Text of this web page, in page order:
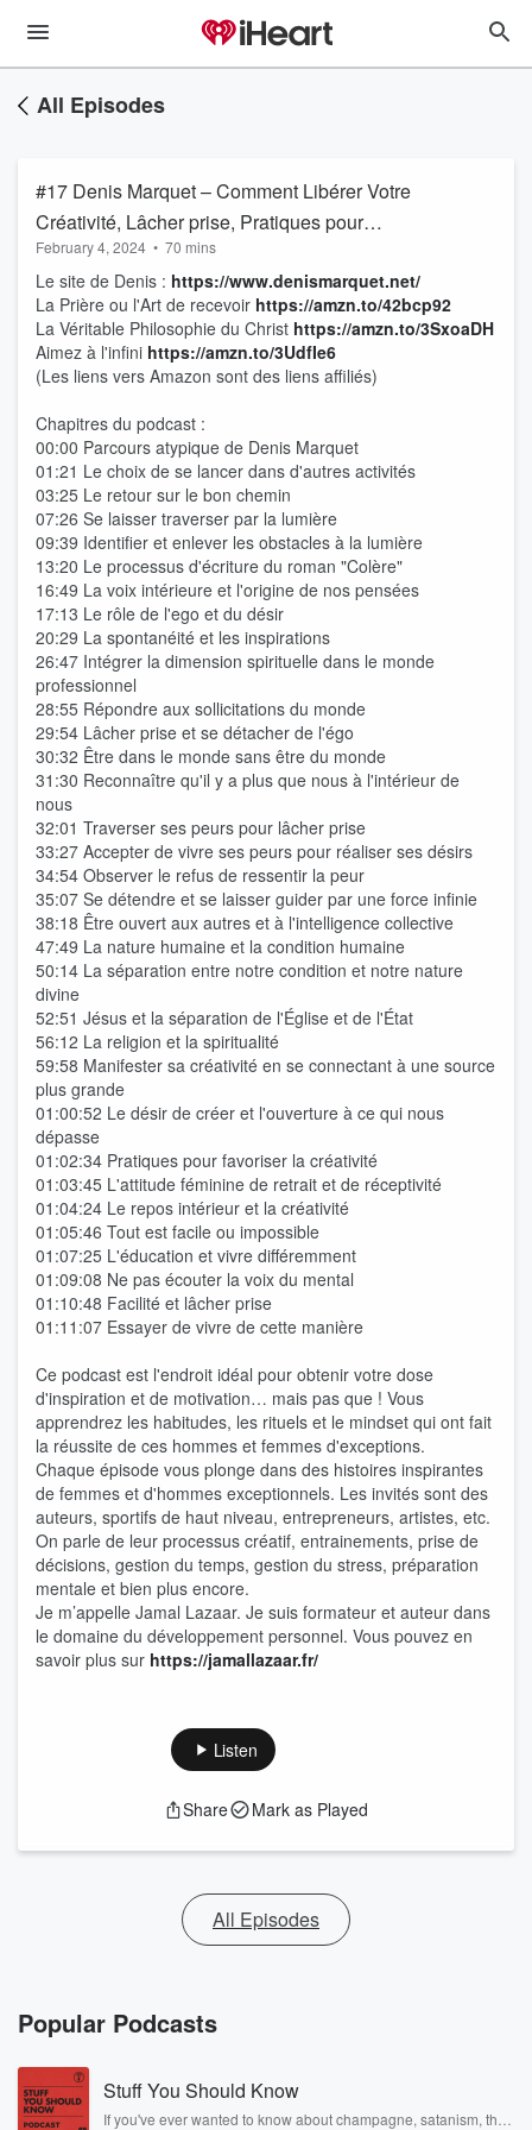
All Episodes
#17 Denis Marquet – Comment Libérer Votre
Créativité, Lâcher prise, Pratiques pour
favoriser la créativité, Philosophie, Écriture,
Méditation, Prière, Énergie féminine,
Détachement de l'égo, Traverser les peurs,
Réalisation des désirs, Développement perso
February 4, 2024 • 70 mins
Le site de Denis : https://www.denismarquet.net/
La Prière ou l'Art de recevoir https://amzn.to/42bcp92
La Véritable Philosophie du Christ https://amzn.to/3SxoaDH
Aimez à l'infini https://amzn.to/3UdfIe6
(Les liens vers Amazon sont des liens affiliés)
Chapitres du podcast :
00:00 Parcours atypique de Denis Marquet
01:21 Le choix de se lancer dans d'autres activités
03:25 Le retour sur le bon chemin
07:26 Se laisser traverser par la lumière
09:39 Identifier et enlever les obstacles à la lumière
13:20 Le processus d'écriture du roman "Colère"
16:49 La voix intérieure et l'origine de nos pensées
17:13 Le rôle de l'ego et du désir
20:29 La spontanéité et les inspirations
26:47 Intégrer la dimension spirituelle dans le monde
professionnel
28:55 Répondre aux sollicitations du monde
29:54 Lâcher prise et se détacher de l'égo
30:32 Être dans le monde sans être du monde
31:30 Reconnaître qu'il y a plus que nous à l'intérieur de
nous
32:01 Traverser ses peurs pour lâcher prise
33:27 Accepter de vivre ses peurs pour réaliser ses désirs
34:54 Observer le refus de ressentir la peur
35:07 Se détendre et se laisser guider par une force infinie
38:18 Être ouvert aux autres et à l'intelligence collective
47:49 La nature humaine et la condition humaine
50:14 La séparation entre notre condition et notre nature
divine
52:51 Jésus et la séparation de l'Église et de l'État
56:12 La religion et la spiritualité
59:58 Manifester sa créativité en se connectant à une source
plus grande
01:00:52 Le désir de créer et l'ouverture à ce qui nous
dépasse
01:02:34 Pratiques pour favoriser la créativité
01:03:45 L'attitude féminine de retrait et de réceptivité
01:04:24 Le repos intérieur et la créativité
01:05:46 Tout est facile ou impossible
01:07:25 L'éducation et vivre différemment
01:09:08 Ne pas écouter la voix du mental
01:10:48 Facilité et lâcher prise
01:11:07 Essayer de vivre de cette manière
Ce podcast est l'endroit idéal pour obtenir votre dose
d'inspiration et de motivation… mais pas que ! Vous
apprendrez les habitudes, les rituels et le mindset qui ont fait
la réussite de ces hommes et femmes d'exceptions.
Chaque épisode vous plonge dans des histoires inspirantes
de femmes et d'hommes exceptionnels. Les invités sont des
auteurs, sportifs de haut niveau, entrepreneurs, artistes, etc.
On parle de leur processus créatif, entrainements, prise de
décisions, gestion du temps, gestion du stress, préparation
mentale et bien plus encore.
Je m’appelle Jamal Lazaar. Je suis formateur et auteur dans
le domaine du développement personnel. Vous pouvez en
savoir plus sur https://jamallazaar.fr/
Listen
Share Mark as Played
All Episodes
Popular Podcasts
Stuff You Should Know
If you've ever wanted to know about champagne, satanism, the